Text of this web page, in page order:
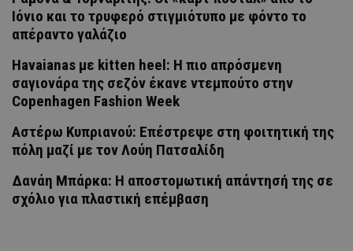
Ιόνιο και το τρυφερό στιγμιότυπο με φόντο το
απέραντο γαλάζιο
Havaianas με kitten heel: Η πιο απρόσμενη
σαγιονάρα της σεζόν έκανε ντεμπούτο στην
Copenhagen Fashion Week
Αστέρω Κυπριανού: Επέστρεψε στη φοιτητική της
πόλη μαζί με τον Λούη Πατσαλίδη
Δανάη Μπάρκα: Η αποστομωτική απάντησή της σε
σχόλιο για πλαστική επέμβαση